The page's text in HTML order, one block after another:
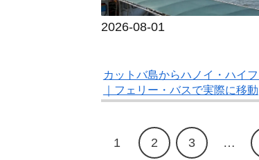
2026-08-01
カットバ島からハノイ・ハイ
｜フェリー・バスで実際に移動
1 2 3 …